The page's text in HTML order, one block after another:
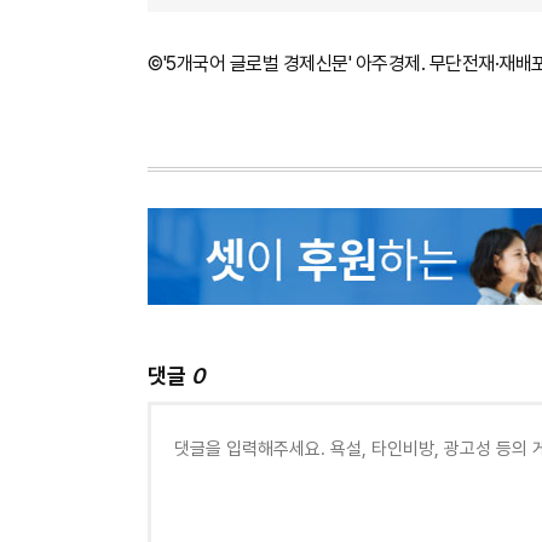
©'5개국어 글로벌 경제신문' 아주경제. 무단전재·재배
댓글 0